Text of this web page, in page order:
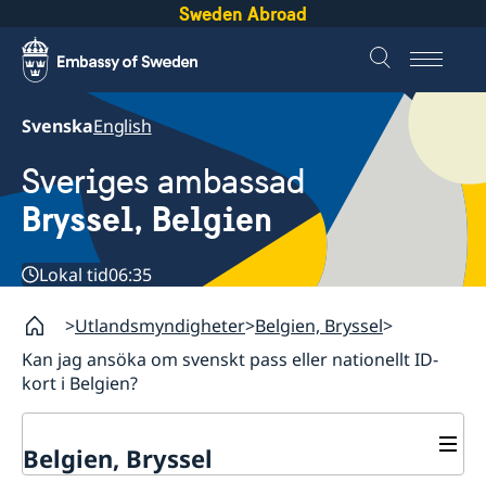
Sweden Abroad
SvenskaEnglish
Sveriges ambassad
Bryssel, Belgien
Lokal tid06:35
Utlandsmyndigheter Belgien, Bryssel
Kan jag ansöka om svenskt pass eller nationellt ID-
kort i Belgien?
Belgien, Bryssel